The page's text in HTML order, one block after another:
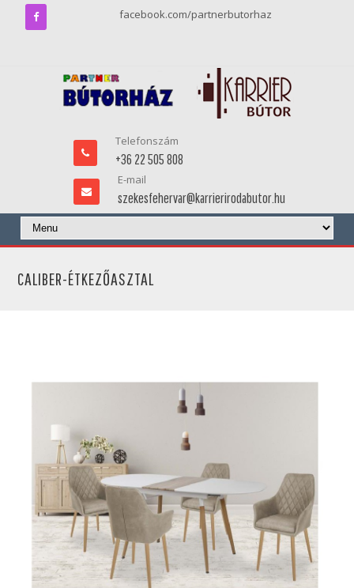
facebook.com/partnerbutorhaz
Telefonszám
+36 22 505 808
E-mail
szekesfehervar@karrierirodabutor.hu
CALIBER-ÉTKEZŐASZTAL